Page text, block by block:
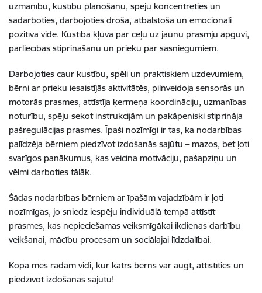
uzmanību, kustību plānošanu, spēju koncentrēties un
sadarboties, darbojoties drošā, atbalstošā un emocionāli
pozitīvā vidē. Kustība kļuva par ceļu uz jaunu prasmju apguvi,
pārliecības stiprināšanu un prieku par sasniegumiem.
Darbojoties caur kustību, spēli un praktiskiem uzdevumiem,
bērni ar prieku iesaistījās aktivitātēs, pilnveidoja sensorās un
motorās prasmes, attīstīja ķermeņa koordināciju, uzmanības
noturību, spēju sekot instrukcijām un pakāpeniski stiprināja
pašregulācijas prasmes. Īpaši nozīmīgi ir tas, ka nodarbības
palīdzēja bērniem piedzīvot izdošanās sajūtu – mazos, bet ļoti
svarīgos panākumus, kas veicina motivāciju, pašapziņu un
vēlmi darboties tālāk.
Šādas nodarbības bērniem ar īpašām vajadzībām ir ļoti
nozīmīgas, jo sniedz iespēju individuālā tempā attīstīt
prasmes, kas nepieciešamas veiksmīgākai ikdienas darbību
veikšanai, mācību procesam un sociālajai līdzdalībai.
Kopā mēs radām vidi, kur katrs bērns var augt, attīstīties un
piedzīvot izdošanās sajūtu!